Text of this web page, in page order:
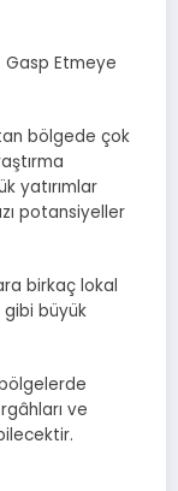
Gasp Etmeye
bölgede çok
yatırımlar
potansiyeller
birkaç lokal
gibi büyük
ve